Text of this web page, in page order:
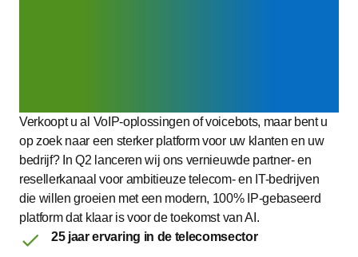
Verkoopt u al VoIP-oplossingen of voicebots, maar bent u
op zoek naar een sterker platform voor uw klanten en uw
bedrijf? In Q2 lanceren wij ons vernieuwde partner- en
resellerkanaal voor ambitieuze telecom- en IT-bedrijven
die willen groeien met een modern, 100% IP-gebaseerd
platform dat klaar is voor de toekomst van AI.
25 jaar ervaring in de telecomsector